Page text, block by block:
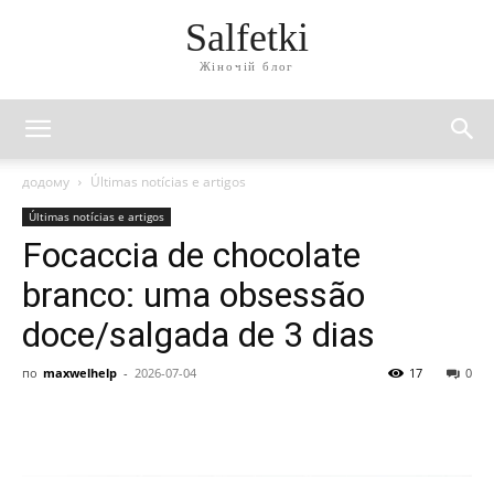
Salfetki
Жіночій блог
додому Últimas notícias e artigos
Últimas notícias e artigos
Focaccia de chocolate
branco: uma obsessão
doce/salgada de 3 dias
по maxwelhelp - 2026-07-04 0
17